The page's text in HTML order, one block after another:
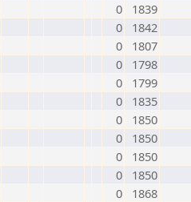
0
1839
0
1842
0
1807
0
1798
0
1799
0
1835
0
1850
0
1850
0
1850
0
1850
0
1868